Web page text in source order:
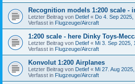
Recognition models 1:200 scale -
Letzter Beitrag von Detlef « Do 4. Sep 2025,
Verfasst in Flugzeuge/Aircraft
1:200 scale - here Dinky Toys-
Letzter Beitrag von Detlef « Mi 3. Sep 2025,
Verfasst in Flugzeuge/Aircraft
Konvolut 1:200 Airplanes
Letzter Beitrag von Detlef « Mi 27. Aug
Verfasst in Flugzeuge/Aircraft